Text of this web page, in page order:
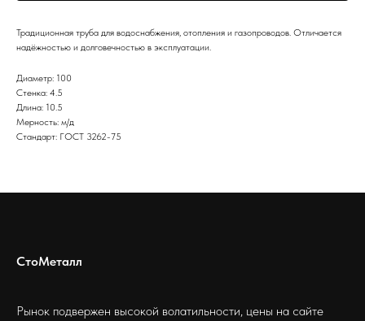
Традиционная труба для водоснабжения, отопления и газопроводов. Отличается
надёжностью и долговечностью в эксплуатации.
Диаметр: 100
Стенка: 4.5
Длина: 10.5
Мерность: м/д
Стандарт: ГОСТ 3262-75
СтоМеталл
Рынок подвержен высокой волатильности, цены на сайте